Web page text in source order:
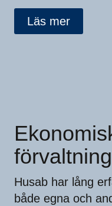
Läs mer
förvaltning
Husab har lång
både egna och